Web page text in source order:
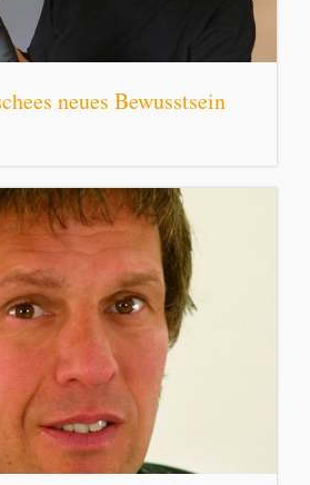
neues Bewusstsein